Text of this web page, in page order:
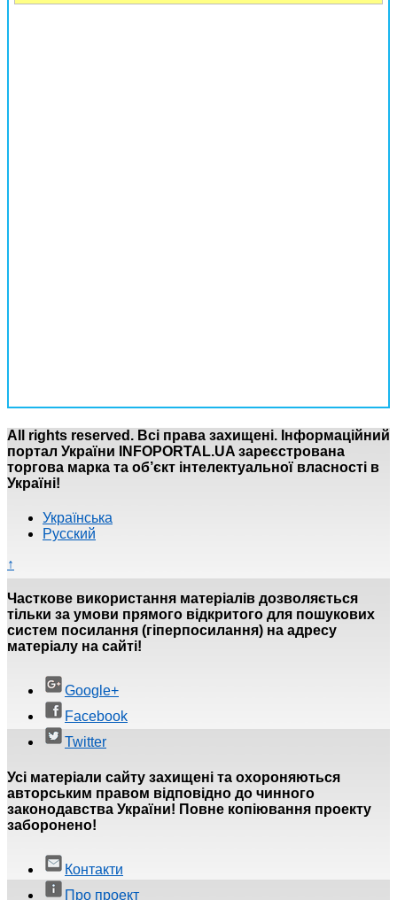
All rights reserved. Всі права захищені. Інформаційний
портал України INFOPORTAL.UA зареєстрована
торгова марка та об’єкт інтелектуальної власності в
Україні!
Українська
Русский
↑
Часткове використання матеріалів дозволяється
тільки за умови прямого відкритого для пошукових
систем посилання (гіперпосилання) на адресу
матеріалу на сайті!
Google+
Facebook
Twitter
Усі матеріали сайту захищені та охороняються
авторським правом відповідно до чинного
законодавства України! Повне копіювання проекту
заборонено!
Контакти
Про проект